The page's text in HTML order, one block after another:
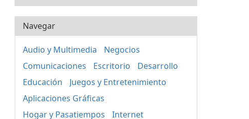
Navegar
Audio y Multimedia
Negocios
Comunicaciones
Escritorio
Desarrollo
Educación
Juegos y Entretenimiento
Aplicaciones Gráficas
Hogar y Pasatiempos
Internet